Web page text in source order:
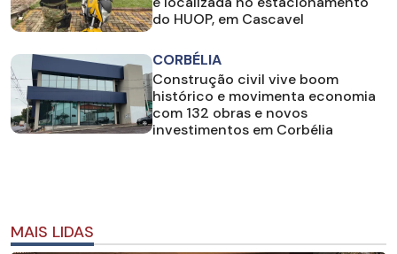
do HUOP, em Cascavel
CORBÉLIA
Construção civil vive boom
histórico e movimenta economia
com 132 obras e novos
investimentos em Corbélia
MAIS LIDAS